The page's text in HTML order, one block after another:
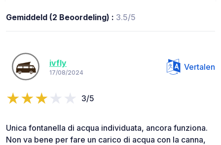
Gemiddeld (2 Beoordeling) : 3.5/5
ivfly
17/08/2024
Vertalen
3/5
Unica fontanella di acqua individuata, ancora funziona.
Non va bene per fare un carico di acqua con la canna,